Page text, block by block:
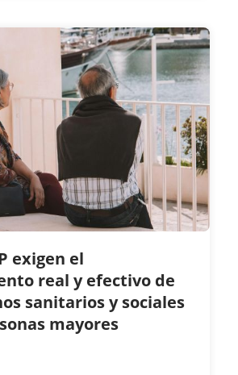
exigen el
real y efectivo de
sanitarios y sociales
mayores